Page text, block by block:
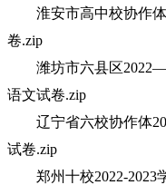
淮安市高中校协作体
卷.zip
潍坊市六县区
语文试卷.zip
辽宁省六校协作体
试卷.zip
郑州十校2022-2023